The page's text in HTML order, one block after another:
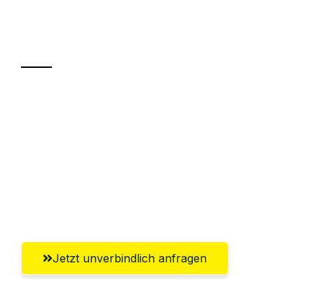
Jetzt unverbindlich anfragen